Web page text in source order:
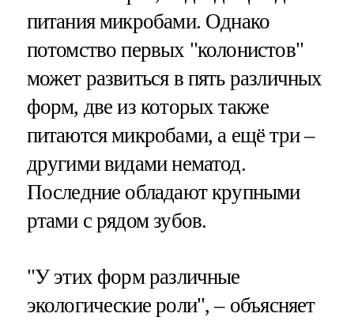
питания микробами. Однако
потомство первых "колонистов"
может развиться в пять различных
форм, две из которых также
питаются микробами, а ещё три –
другими видами нематод.
Последние обладают крупными
ртами с рядом зубов.
"У этих форм различные
экологические роли", – объясняет